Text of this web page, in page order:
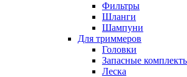
Фильтры
Шланги
Шампуни
Для триммеров
Головки
Запасные
Леска